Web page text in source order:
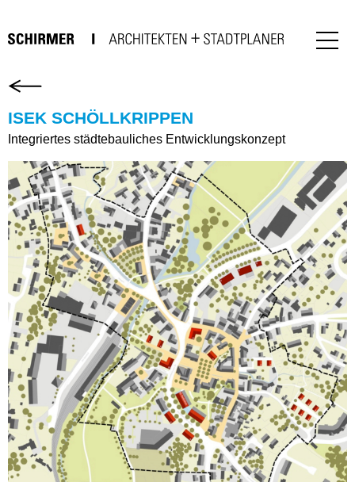
ISEK SCHÖLLKRIPPEN
Integriertes städtebauliches Entwicklungskonzept